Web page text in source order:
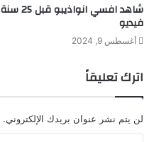
شاهد افسي انواذيبو قبل 25 سنة
فيديو
أغسطس 9, 2024
اترك تعليقاً
لن يتم نشر عنوان بريدك الإلكتروني.